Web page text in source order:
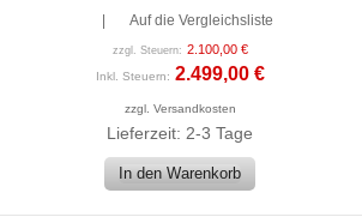
Auf die Vergleichsliste
zzgl. Steuern: 2.100,00 €
Inkl. Steuern: 2.499,00 €
zzgl. Versandkosten
Lieferzeit: 2-3 Tage
In den Warenkorb